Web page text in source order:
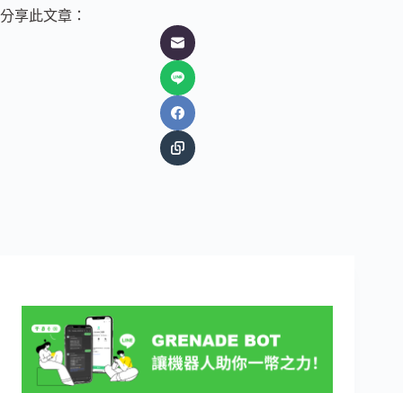
分享此文章：